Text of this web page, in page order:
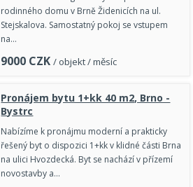
rodinného domu v Brně Židenicích na ul.
Stejskalova. Samostatný pokoj se vstupem
na…
9000 CZK / objekt / měsíc
Pronájem bytu 1+kk 40 m2, Brno -
Bystrc
Nabízíme k pronájmu moderní a prakticky
řešený byt o dispozici 1+kk v klidné části Brna
na ulici Hvozdecká. Byt se nachází v přízemí
novostavby a…